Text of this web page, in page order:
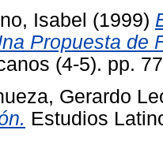
Isabel (1999)
Propuesta de
(4-5). pp.
Gerardo
Estudios